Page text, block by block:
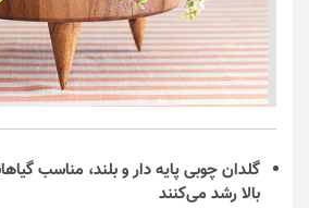
گلدان چوبی پایه دار و بلند، مناسب
بالا رشد می‌کنند